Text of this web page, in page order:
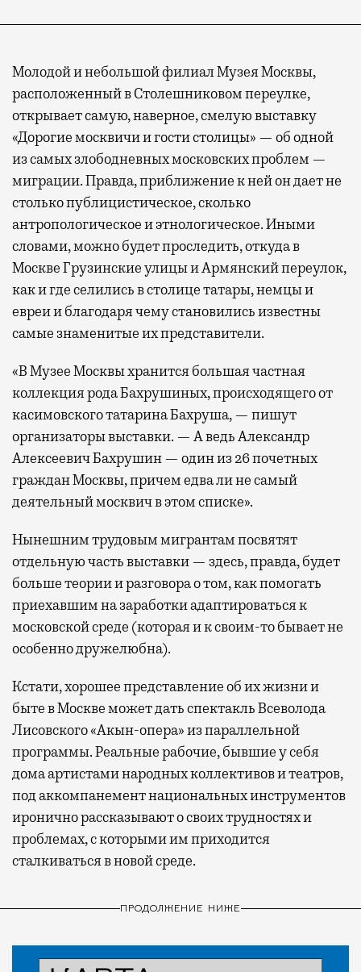
Молодой и небольшой филиал Музея Москвы,
расположенный в Столешниковом переулке,
открывает самую, наверное, смелую выставку
«Дорогие москвичи и гости столицы» — об одной
из самых злободневных московских проблем —
миграции. Правда, приближение к ней он дает не
столько публицистическое, сколько
антропологическое и этнологическое. Иными
словами, можно будет проследить, откуда в
Москве Грузинские улицы и Армянский переулок,
как и где селились в столице татары, немцы и
евреи и благодаря чему становились известны
самые знаменитые их представители.
«В Музее Москвы хранится большая частная
коллекция рода Бахрушиных, происходящего от
касимовского татарина Бахруша, — пишут
организаторы выставки. — А ведь Александр
Алексеевич Бахрушин — один из 26 почетных
граждан Москвы, причем едва ли не самый
деятельный москвич в этом списке».
Нынешним трудовым мигрантам посвятят
отдельную часть выставки — здесь, правда, будет
больше теории и разговора о том, как помогать
приехавшим на заработки адаптироваться к
московской среде (которая и к своим-то бывает не
особенно дружелюбна).
Кстати, хорошее представление об их жизни и
быте в Москве может дать спектакль Всеволода
Лисовского «Акын-опера» из параллельной
программы. Реальные рабочие, бывшие у себя
дома артистами народных коллективов и театров,
под аккомпанемент национальных инструментов
иронично рассказывают о своих трудностях и
проблемах, с которыми им приходится
сталкиваться в новой среде.
ПРОДОЛЖЕНИЕ НИЖЕ